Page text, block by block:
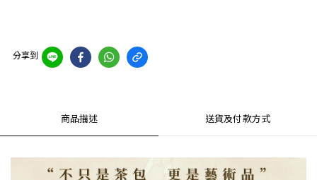
分享到
商品描述 送貨及付款方式